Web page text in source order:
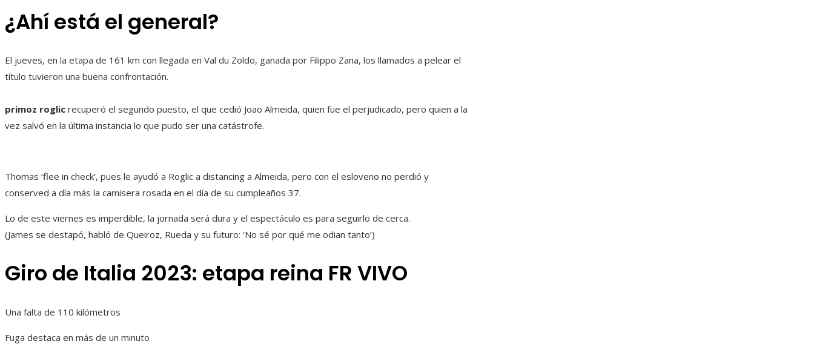
¿Ahí está el general?
El jueves, en la etapa de 161 km con llegada en Val du Zoldo, ganada por Filippo Zana, los llamados a pelear el
título tuvieron una buena confrontación.
primoz roglic recuperó el segundo puesto, el que cedió Joao Almeida, quien fue el perjudicado, pero quien a la
vez salvó en la última instancia lo que pudo ser una catástrofe.
Thomas ‘flee in check’, pues le ayudó a Roglic a distancing a Almeida, pero con el esloveno no perdió y
conserved a día más la camisera rosada en el día de su cumpleaños 37.
Lo de este viernes es imperdible, la jornada será dura y el espectáculo es para seguirlo de cerca.
(James se destapó, habló de Queiroz, Rueda y su futuro: ‘No sé por qué me odian tanto’)
Giro de Italia 2023: etapa reina FR VIVO
Una falta de 110 kilómetros
Fuga destaca en más de un minuto